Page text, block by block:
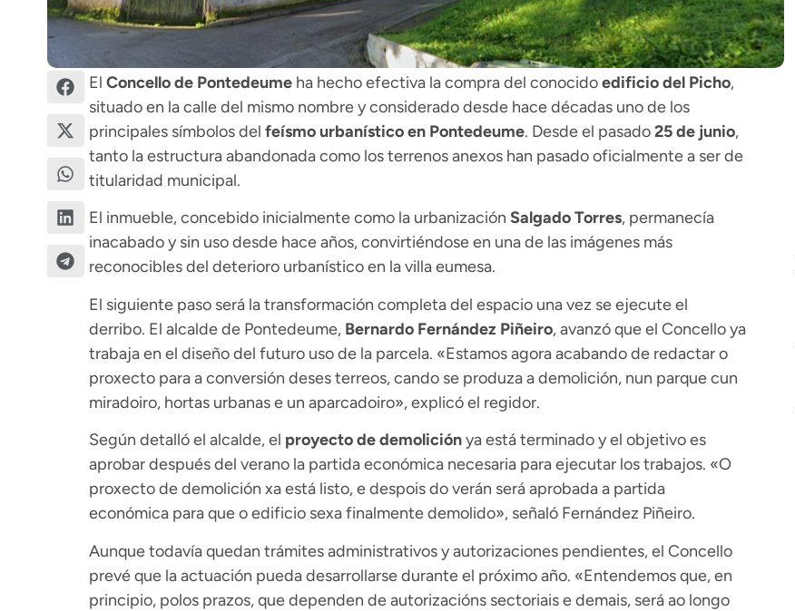
El Concello de Pontedeumeha hecho efectiva la compra del conocidoedificio del Picho,
situado en la calle del mismo nombre y considerado desde hace décadas uno de los
principales símbolos del feísmo urbanístico en Pontedeume. Desde el pasado25 de junio,
tanto la estructura abandonada como los terrenos anexos han pasado oficialmente a ser de
titularidad municipal.
El inmueble, concebido inicialmente como la urbanización Salgado Torres, permanecía
inacabado y sin uso desde hace años, convirtiéndose en una de las imágenes más
reconocibles del deterioro urbanístico en la villa eumesa.
El siguiente paso será la transformación completa del espacio una vez se ejecute el
derribo. El alcalde de Pontedeume, Bernardo Fernández Piñeiro, avanzó que el Concello ya
trabaja en el diseño del futuro uso de la parcela. «Estamos agora acabando de redactar o
proxecto para a conversión deses terreos, cando se produza a demolición, nun parque cun
miradoiro, hortas urbanas e un aparcadoiro», explicó el regidor.
Según detalló el alcalde, el proyecto de demoliciónya está terminado y el objetivo es
aprobar después del verano la partida económica necesaria para ejecutar los trabajos. «O
proxecto de demolición xa está listo, e despois do verán será aprobada a partida
económica para que o edificio sexa finalmente demolido», señaló Fernández Piñeiro.
Aunque todavía quedan trámites administrativos y autorizaciones pendientes, el Concello
prevé que la actuación pueda desarrollarse durante el próximo año. «Entendemos que, en
principio, polos prazos, que dependen de autorizacións sectoriais e demais, será ao longo